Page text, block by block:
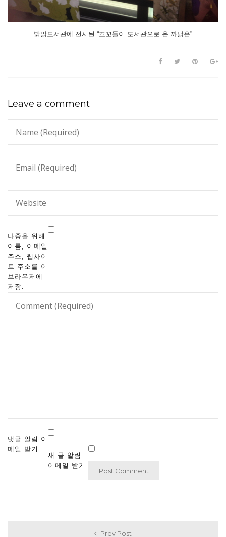
밝맑도서관에 전시된 “꼬꼬들이 도서관으로 온 까닭은”
Leave a comment
나중을 위해
이름, 이메일
주소, 웹사이
트 주소를 이
브라우저에
저장.
댓글 알림 이
메일 받기
새 글 알림
이메일 받기
Prev Post